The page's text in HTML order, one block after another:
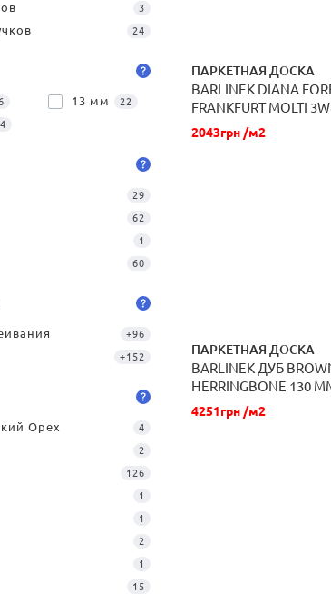
3
24
13 мм 22
29
62
1
60
+96
+152
Орех 4
2
126
1
1
2
1
15
ПАРКЕТНАЯ ДОСКА
BARLINEK DIANA
FRANKFURT MOLTI
БЕЛЫЙ МАТОВЫЙ
2043грн /м2
ПАРКЕТНАЯ ДОСКА
BARLINEK ДУБ
HERRINGBONE 130
МАТОВЫЙ ЛАК
4251грн /м2